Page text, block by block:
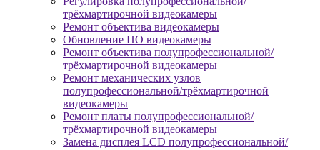
трёхмартирочной видеокамеры
Ремонт объектива видеокамеры
Обновление ПО видеокамеры
Ремонт объектива полупрофессиональной/
трёхмартирочной видеокамеры
Ремонт механических узлов
полупрофессиональной/трёхмартирочной
видеокамеры
Ремонт платы полупрофессиональной/
трёхмартирочной видеокамеры
Замена дисплея LCD полупрофессиональной/